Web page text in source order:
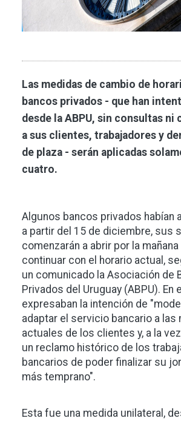
Las medidas de cambio de
bancos privados - que han
desde la ABPU, sin consultas ni
a sus clientes, trabajadores y
de plaza - serán aplicadas
cuatro.
Algunos bancos privados habían
a partir del 15 de diciembre, sus
comenzarán a abrir por la
continuar con el horario actual,
un comunicado la Asociación de
Privados del Uruguay (ABPU). En
expresaban la intención de
adaptar el servicio bancario a las
actuales de los clientes y, a la
un reclamo histórico de los
bancarios de poder finalizar su
más temprano".
Esta fue una medida unilateral,